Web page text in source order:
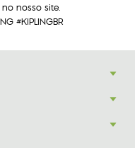
nosso site.
#KIPLINGBR